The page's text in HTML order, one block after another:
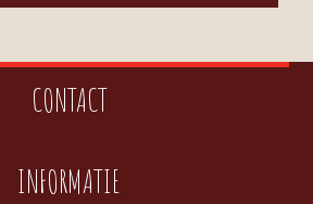
CONTACT
INFORMATIE